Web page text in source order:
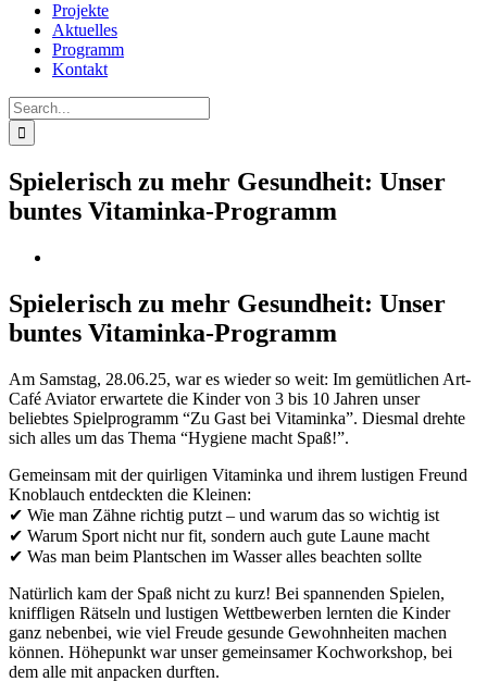
Projekte
Aktuelles
Programm
Kontakt
Search
for:
Spielerisch zu mehr Gesundheit: Unser
buntes Vitaminka-Programm
Spielerisch zu mehr Gesundheit: Unser
buntes Vitaminka-Programm
Am Samstag, 28.06.25, war es wieder so weit: Im gemütlichen Art-
Café Aviator erwartete die Kinder von 3 bis 10 Jahren unser
beliebtes Spielprogramm “Zu Gast bei Vitaminka”. Diesmal drehte
sich alles um das Thema “Hygiene macht Spaß!”.
Gemeinsam mit der quirligen Vitaminka und ihrem lustigen Freund
Knoblauch entdeckten die Kleinen:
✔ Wie man Zähne richtig putzt – und warum das so wichtig ist
✔ Warum Sport nicht nur fit, sondern auch gute Laune macht
✔ Was man beim Plantschen im Wasser alles beachten sollte
Natürlich kam der Spaß nicht zu kurz! Bei spannenden Spielen,
kniffligen Rätseln und lustigen Wettbewerben lernten die Kinder
ganz nebenbei, wie viel Freude gesunde Gewohnheiten machen
können. Höhepunkt war unser gemeinsamer Kochworkshop, bei
dem alle mit anpacken durften.